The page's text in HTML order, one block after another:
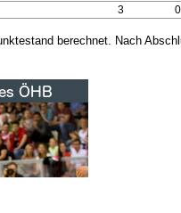
3 0
berechnet. Nach